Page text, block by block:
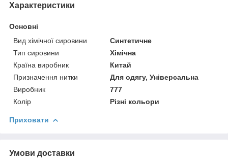
Характеристики
Основні
Вид хімічної сировини
Синтетичне
Тип сировини
Хімічна
Країна виробник
Китай
Призначення нитки
Для одягу, Універсальна
Виробник
777
Колір
Різні кольори
Приховати
Умови доставки